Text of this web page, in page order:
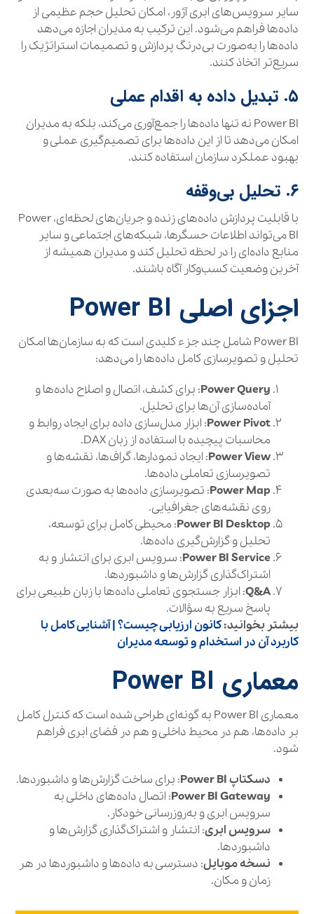
سایر سرویس‌های ابری آژور، امکان تحلیل حجم عظیمی از
داده‌ها فراهم می‌شود. این ترکیب به مدیران اجازه می‌دهد
داده‌ها را به‌صورت بی‌درنگ پردازش و تصمیمات استراتژیک را
سریع‌تر اتخاذ کنند.
۵. تبدیل داده به اقدام عملی
Power BI نه تنها داده‌ها را جمع‌آوری می‌کند، بلکه به مدیران
امکان می‌دهد تا از این داده‌ها برای تصمیم‌گیری عملی و
بهبود عملکرد سازمان استفاده کنند.
۶. تحلیل بی‌وقفه
با قابلیت پردازش داده‌های زنده و جریان‌های لحظه‌ای، Power
BI می‌تواند اطلاعات حسگرها، شبکه‌های اجتماعی و سایر
منابع داده‌ای را در لحظه تحلیل کند و مدیران همیشه از
آخرین وضعیت کسب‌وکار آگاه باشند.
اجزای اصلی Power BI
Power BI شامل چند جزء کلیدی است که به سازمان‌ها امکان
تحلیل و تصویرسازی کامل داده‌ها را می‌دهد:
Power Query: برای کشف، اتصال و اصلاح داده‌ها و
آماده‌سازی آن‌ها برای تحلیل.
Power Pivot: ابزار مدل‌سازی داده برای ایجاد روابط و
محاسبات پیچیده با استفاده از زبان DAX.
Power View: ایجاد نمودارها، گراف‌ها، نقشه‌ها و
تصویرسازی تعاملی داده‌ها.
Power Map: تصویرسازی داده‌ها به صورت سه‌بعدی
روی نقشه‌های جغرافیایی.
Power BI Desktop: محیطی کامل برای توسعه،
تحلیل و گزارش‌گیری داده‌ها.
Power BI Service: سرویس ابری برای انتشار و به
اشتراک‌گذاری گزارش‌ها و داشبوردها.
Q&A: ابزار جستجوی تعاملی داده‌ها با زبان طبیعی برای
پاسخ سریع به سؤالات.
بیشتر بخوانید:کانون ارزیابی چیست؟ | آشنایی کامل با
کاربرد آن در استخدام و توسعه مدیران
معماری Power BI
معماری Power BI به گونه‌ای طراحی شده است که کنترل کامل
بر داده‌ها، هم در محیط داخلی و هم در فضای ابری فراهم
شود.
دسکتاپ Power BI
: برای ساخت گزارش‌ها و داشبوردها.
Power BI Gateway: اتصال داده‌های داخلی به
سرویس ابری و به‌روزرسانی خودکار.
سرویس ابری: انتشار و اشتراک‌گذاری گزارش‌ها و
داشبوردها.
نسخه موبایل: دسترسی به داده‌ها و داشبوردها در هر
زمان و مکان.